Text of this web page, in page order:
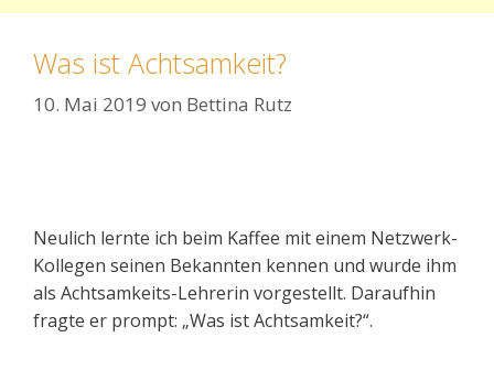
Was ist Achtsamkeit?
10. Mai 2019 von Bettina Rutz
Neulich lernte ich beim Kaffee mit einem Netzwerk-
Kollegen seinen Bekannten kennen und wurde ihm
als Achtsamkeits-Lehrerin vorgestellt. Daraufhin
fragte er prompt: „Was ist Achtsamkeit?“.